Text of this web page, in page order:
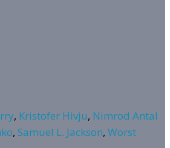
, Kristofer Hivju, Nimrod Antal
, Samuel L. Jackson, Worst